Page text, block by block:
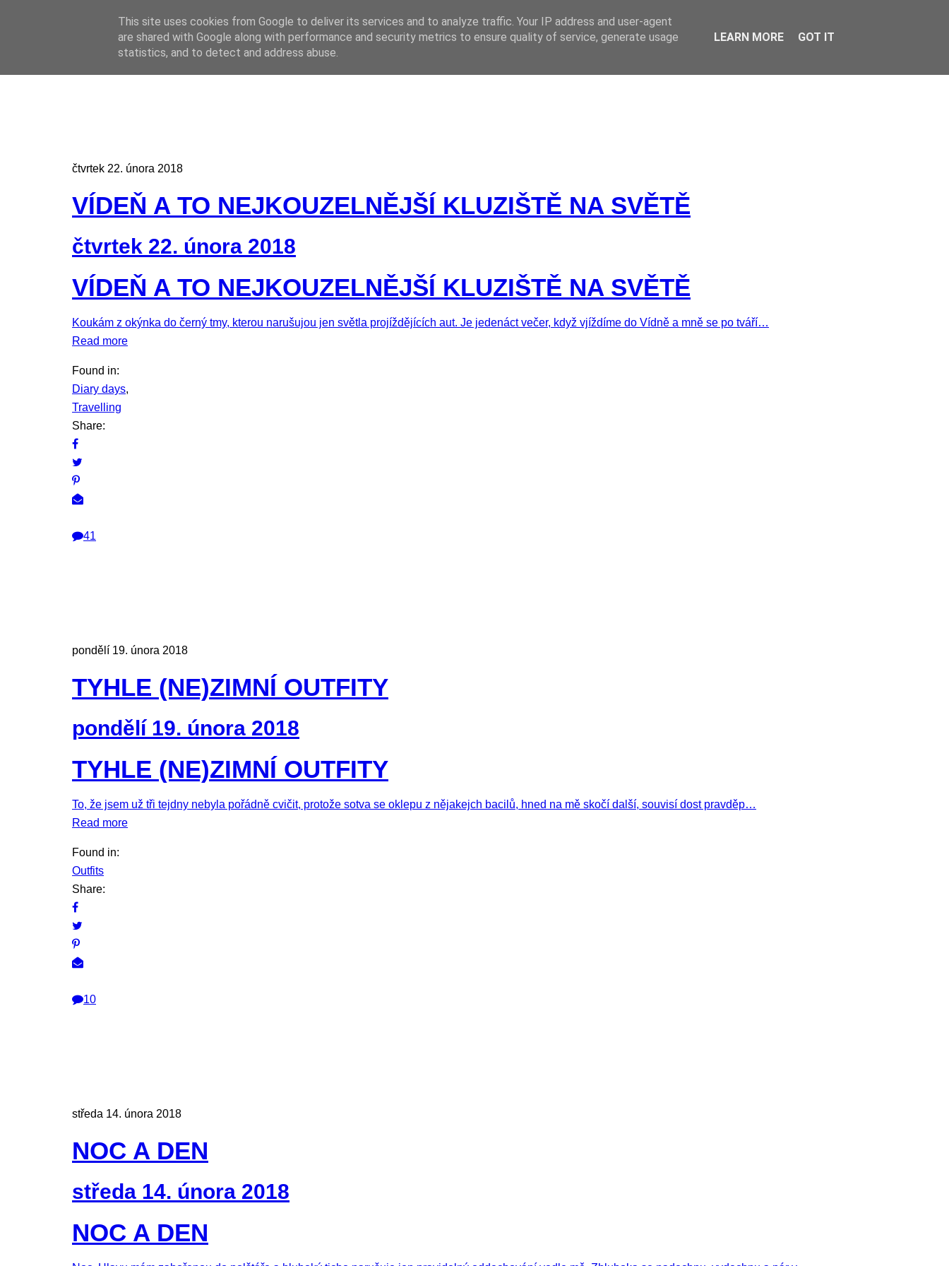
Online casino
Online casino CZ
čtvrtek 22. února 2018
VÍDEŇ A TO NEJKOUZELNĚJŠÍ KLUZIŠTĚ NA SVĚTĚ
čtvrtek 22. února 2018
VÍDEŇ A TO NEJKOUZELNĚJŠÍ KLUZIŠTĚ NA SVĚTĚ
Koukám z okýnka do černý tmy, kterou narušujou jen světla projíždějících aut. Je jedenáct večer, když vjíždíme do Vídně a mně se po tváří…
Read more
Found in:
Diary days,
Travelling
Share:
41
pondělí 19. února 2018
TYHLE (NE)ZIMNÍ OUTFITY
pondělí 19. února 2018
TYHLE (NE)ZIMNÍ OUTFITY
To, že jsem už tři tejdny nebyla pořádně cvičit, protože sotva se oklepu z nějakejch bacilů, hned na mě skočí další, souvisí dost pravděp…
Read more
Found in:
Outfits
Share:
10
středa 14. února 2018
NOC A DEN
středa 14. února 2018
NOC A DEN
This site uses cookies from Google to deliver its services and to analyze traffic. Your IP address and user-agent
are shared with Google along with performance and security metrics to ensure quality of service, generate usage
statistics, and to detect and address abuse.
LEARN MORE GOT IT